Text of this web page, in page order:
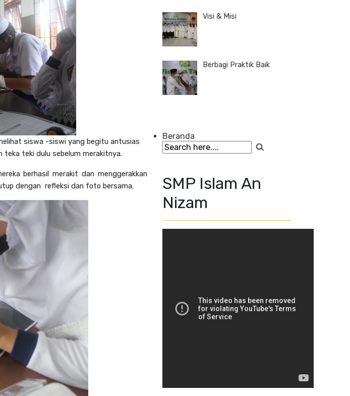
siswa -siswi yang begitu antusias
teki dulu sebelum merakitnya.
berhasil merakit dan menggerakkan
dengan refleksi dan foto bersama.
Visi & Misi
Berbagi Praktik Baik
Beranda
SMP Islam An
Nizam